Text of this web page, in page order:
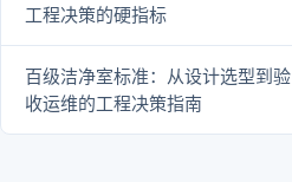
工程决策的硬指标
百级洁净室标准：从设计选型到验
收运维的工程决策指南